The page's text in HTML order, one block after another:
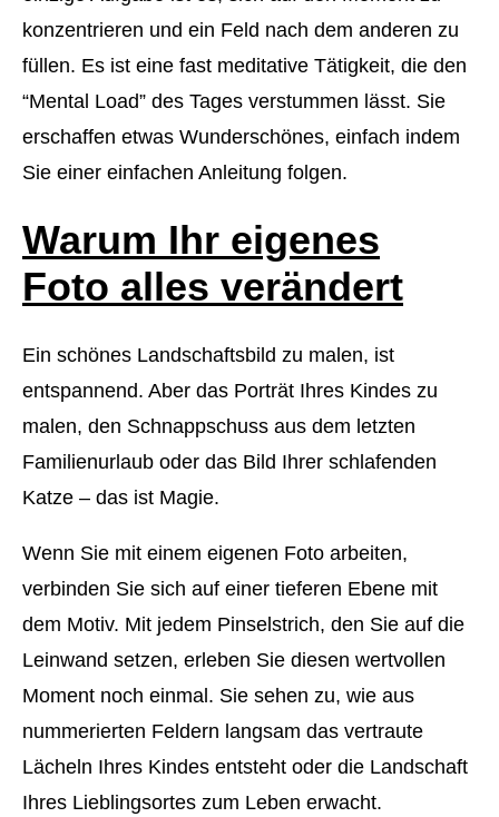
konzentrieren und ein Feld nach dem anderen zu
füllen. Es ist eine fast meditative Tätigkeit, die den
“Mental Load” des Tages verstummen lässt. Sie
erschaffen etwas Wunderschönes, einfach indem
Sie einer einfachen Anleitung folgen.
Warum Ihr eigenes
Foto alles verändert
Ein schönes Landschaftsbild zu malen, ist
entspannend. Aber das Porträt Ihres Kindes zu
malen, den Schnappschuss aus dem letzten
Familienurlaub oder das Bild Ihrer schlafenden
Katze – das ist Magie.
Wenn Sie mit einem eigenen Foto arbeiten,
verbinden Sie sich auf einer tieferen Ebene mit
dem Motiv. Mit jedem Pinselstrich, den Sie auf die
Leinwand setzen, erleben Sie diesen wertvollen
Moment noch einmal. Sie sehen zu, wie aus
nummerierten Feldern langsam das vertraute
Lächeln Ihres Kindes entsteht oder die Landschaft
Ihres Lieblingsortes zum Leben erwacht.